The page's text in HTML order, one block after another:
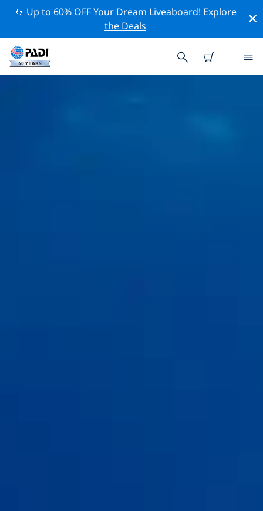
🚢 Up to 60% OFF Your Dream Liveaboard! Explore
the Deals